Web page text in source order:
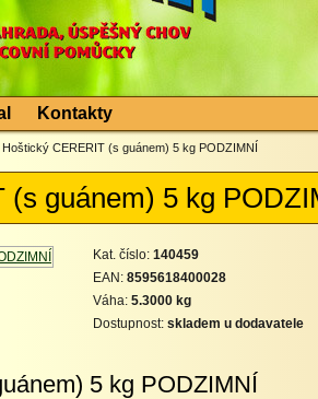
Kontakty
Hoštický CERERIT (s guánem) 5 kg PODZIMNÍ
(s guánem) 5 kg
Kat. číslo: 140459
EAN: 8595618400028
Váha: 5.3000 kg
Dostupnost: skladem u dodavatele
5 kg PODZIMNÍ